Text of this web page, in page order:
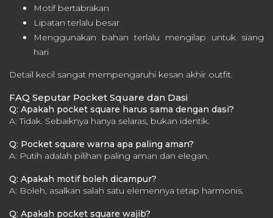
Motif bertabrakan
Lipatan terlalu besar
Menggunakan bahan terlalu mengilap untuk siang
hari
Detail kecil sangat mempengaruhi kesan akhir outfit.
FAQ Seputar Pocket Square dan Dasi
Q: Apakah pocket square harus sama dengan dasi?
A: Tidak. Sebaiknya hanya selaras, bukan identik.
Q: Pocket square warna apa paling aman?
A: Putih adalah pilihan paling aman dan elegan.
Q: Apakah motif boleh dicampur?
A: Boleh, asalkan salah satu elemennya tetap harmonis.
Q: Apakah pocket square wajib?